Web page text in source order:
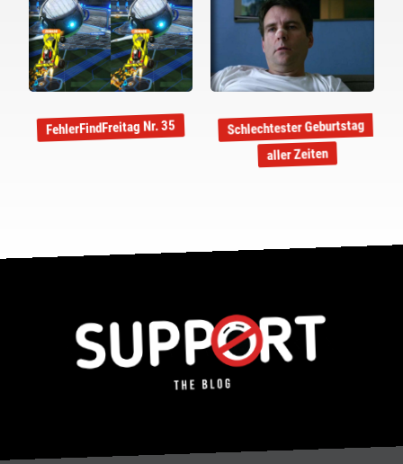
FehlerFindFreitag Nr. 35 Schlechtester Geburtstag
aller Zeiten